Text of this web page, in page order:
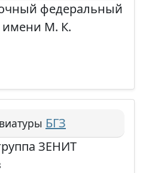
федеральный
имени М. К.
БГЗ
ЗЕНИТ